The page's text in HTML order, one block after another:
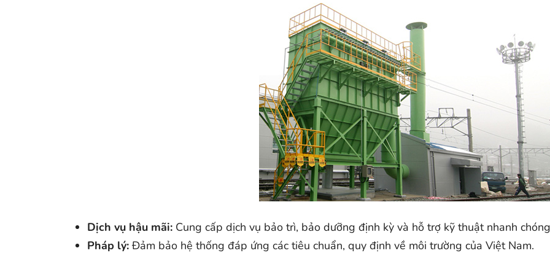
Dịch vụ hậu mãi: Cung cấp dịch vụ bảo trì, bảo dưỡng định kỳ và hỗ trợ kỹ thuật nhanh
Pháp lý: Đảm bảo hệ thống đáp ứng các tiêu chuẩn, quy định về môi trường của Việt Nam.